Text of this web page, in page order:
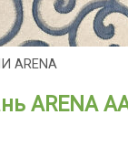
ARENA
ARENA